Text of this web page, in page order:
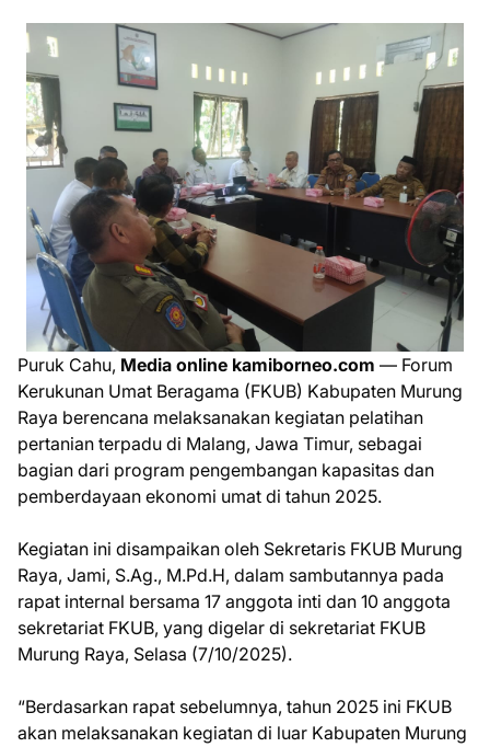
Puruk Cahu, Media online kamiborneo.com — Forum
Kerukunan Umat Beragama (FKUB) Kabupaten Murung
Raya berencana melaksanakan kegiatan pelatihan
pertanian terpadu di Malang, Jawa Timur, sebagai
bagian dari program pengembangan kapasitas dan
pemberdayaan ekonomi umat di tahun 2025.
Kegiatan ini disampaikan oleh Sekretaris FKUB Murung
Raya, Jami, S.Ag., M.Pd.H, dalam sambutannya pada
rapat internal bersama 17 anggota inti dan 10 anggota
sekretariat FKUB, yang digelar di sekretariat FKUB
Murung Raya, Selasa (7/10/2025).
“Berdasarkan rapat sebelumnya, tahun 2025 ini FKUB
akan melaksanakan kegiatan di luar Kabupaten Murung